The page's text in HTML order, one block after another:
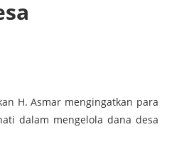
H. Asmar mengingatkan para
dalam mengelola dana desa